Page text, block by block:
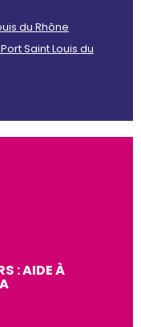
du Rhône
Saint Louis du
: AIDE À